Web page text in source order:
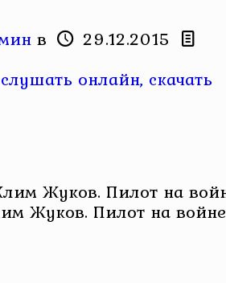
в 29.12.2015
онлайн, скачать
Жуков. Пилот на войне